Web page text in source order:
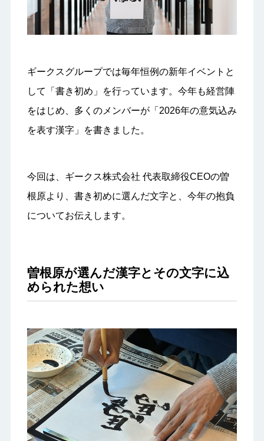
ギークスグループでは毎年恒例の新年イベントと
して「書き初め」を行っています。今年も経営陣
をはじめ、多くのメンバーが「2026年の意気込み
を表す漢字」を書きました。
今回は、ギークス株式会社 代表取締役CEOの曽
根原より、書き初めに選んだ文字と、今年の抱負
についてお伝えします。
曽根原が選んだ漢字とその文字に込
められた想い